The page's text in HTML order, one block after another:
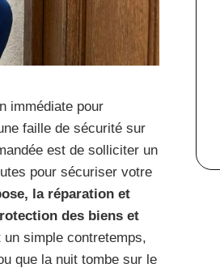
immédiate pour
faille de sécurité sur
est de solliciter un
pour sécuriser votre
la réparation et
des biens et
simple contretemps,
que la nuit tombe sur le